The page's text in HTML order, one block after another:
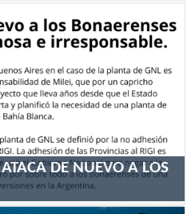
DE NUEVO A LOS